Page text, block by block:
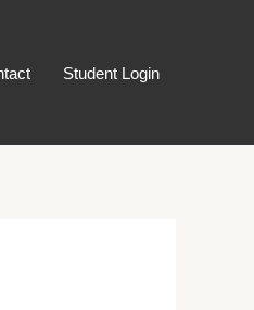
Student Login